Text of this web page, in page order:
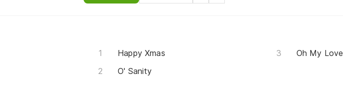
Happy Xmas
O' Sanity
Oh My Love